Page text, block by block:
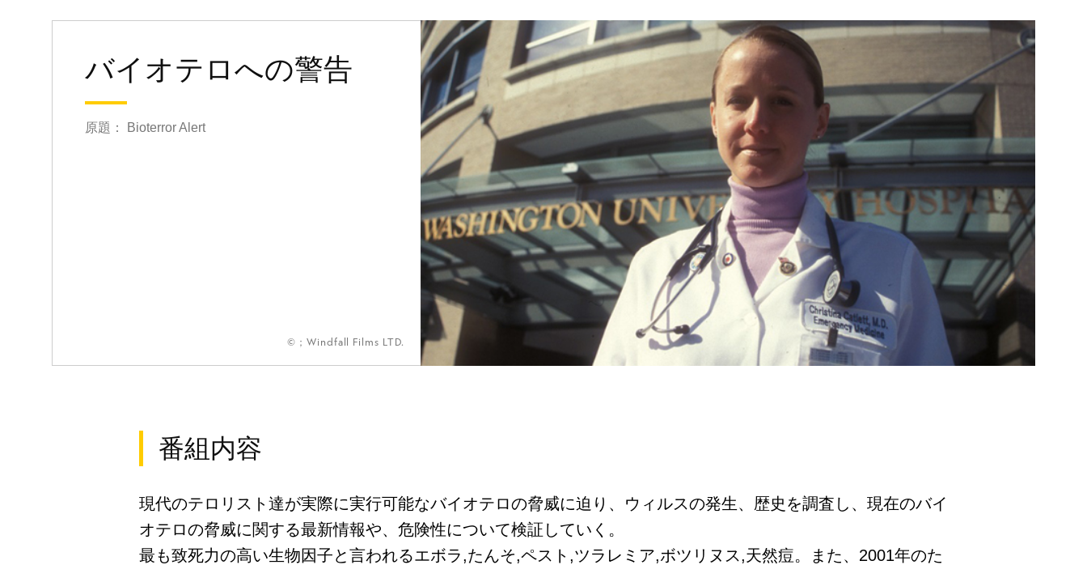
バイオテロへの警告
原題： Bioterror Alert
©；Windfall Films LTD.
番組内容
現代のテロリスト達が実際に実行可能なバイオテロの脅威に迫り、ウィルスの発生、歴史を調査し、現在のバイ
オテロの脅威に関する最新情報や、危険性について検証していく。
最も致死力の高い生物因子と言われるエボラ,たんそ,ペスト,ツラレミア,ボツリヌス,天然痘。また、2001年のた